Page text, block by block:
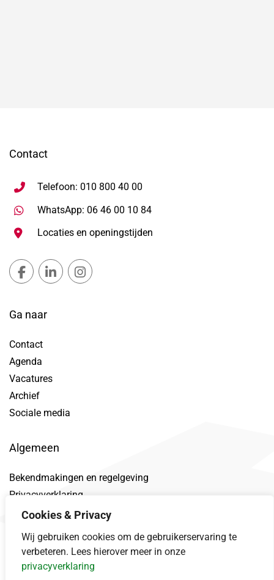
Cookies & Privacy
Wij gebruiken cookies om de gebruikerservaring te
verbeteren. Lees hierover meer in onze
privacyverklaring
Contact
Telefoon: 010 800 40 00
WhatsApp: 06 46 00 10 84Stuur WhatsApp bericht,
Locaties en openingstijden
Gemeente Lansingerland Facebook, opent in nieuw
Gemeente Lansingerland LinkedIn, opent in
Ga naar
Contact
Agenda
Vacatures
Archief
Sociale media
Algemeen
Bekendmakingen en regelgeving
Privacyverklaring
Toegankelijkheidsverklaring
Datalek